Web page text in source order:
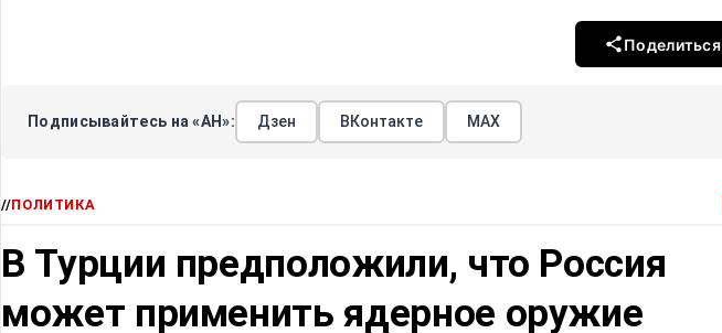
Поделиться
Подписывайтесь на «АН»: Дзен ВКонтакте МАХ
//ПОЛИТИКА
В Турции предположили, что Россия
может применить ядерное оружие